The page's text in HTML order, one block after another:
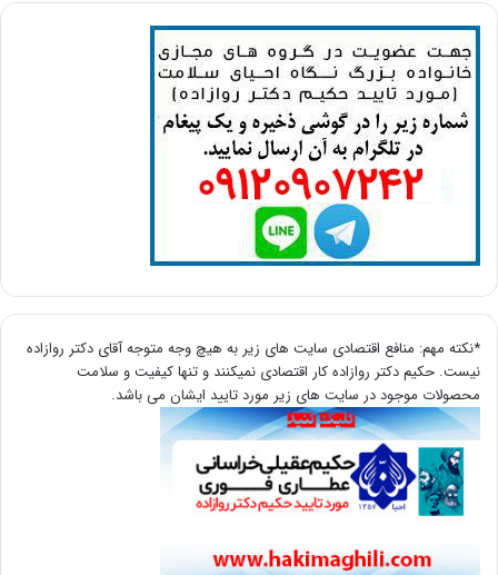
*نکته مهم: منافع اقتصادی سایت های زیر به هیچ وجه متوجه آقای دکتر روازاده
نیست. حکیم دکتر روازاده کار اقتصادی نمیکنند و تنها کیفیت و سلامت
محصولات موجود در سایت های زیر مورد تایید ایشان می باشد.